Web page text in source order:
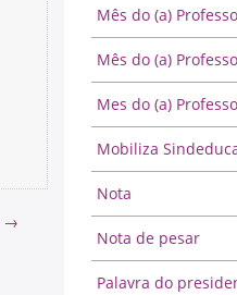
→
Mês do (a)
Mês do (a)
Mes do (a)
Mobiliza
Nota
Nota de pesar
Palavra do